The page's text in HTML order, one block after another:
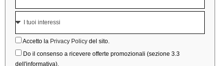
Accetto la Privacy Policy del sito.
Do il consenso a ricevere offerte promozionali (sezione 3.3
dell'informativa).